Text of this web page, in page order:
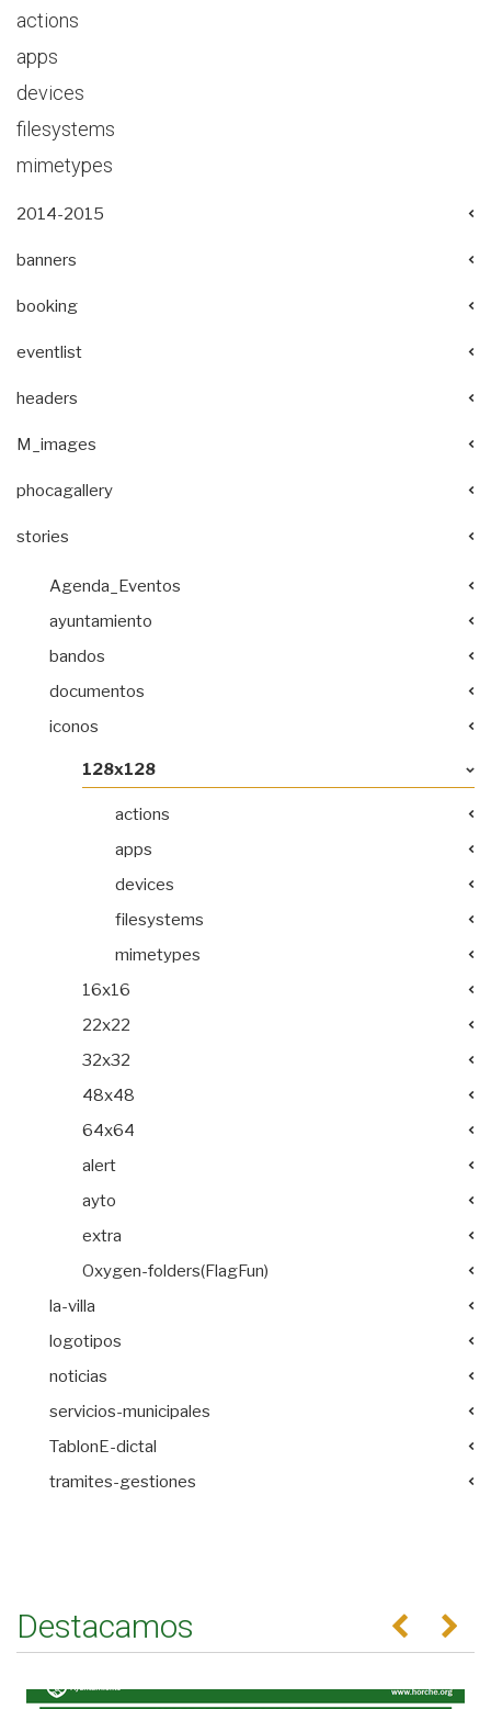
actions
apps
devices
filesystems
mimetypes
2014-2015
banners
booking
eventlist
headers
M_images
phocagallery
stories
Agenda_Eventos
ayuntamiento
bandos
documentos
iconos
128x128
actions
apps
devices
filesystems
mimetypes
16x16
22x22
32x32
48x48
64x64
alert
ayto
extra
Oxygen-folders(FlagFun)
la-villa
logotipos
noticias
servicios-municipales
TablonE-dictal
tramites-gestiones
Destacamos Anterior